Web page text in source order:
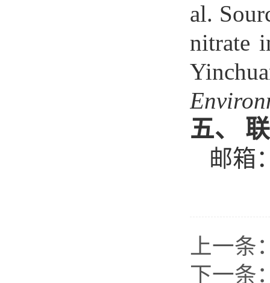
al.
nitrate
五、
邮箱
上一条
下一条